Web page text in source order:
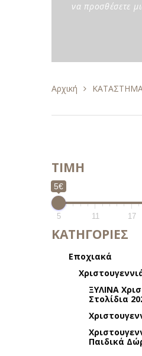
να προσθέσετε
Αρχική
TIMH
5€
5 11 17
ΚΑΤΗΓΟΡΙΕΣ
Εποχιακά
ΞΥΛΙΝΑ
Στολίδια
Παιδικά